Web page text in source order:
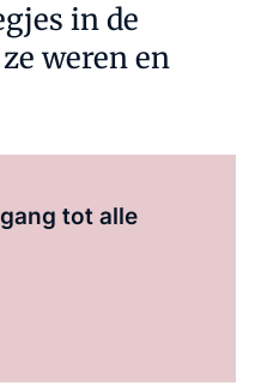
in de
weren en
tot alle